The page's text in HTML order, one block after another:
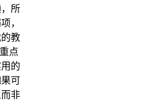
所
，
教
点
的
可
非